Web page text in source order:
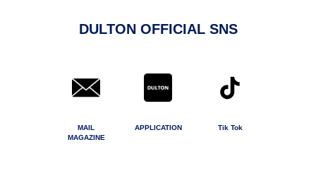
DULTON OFFICIAL SNS
MAIL
MAGAZINE
APPLICATION Tik Tok